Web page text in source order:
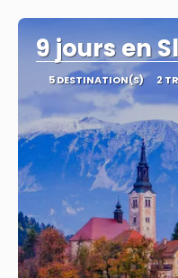
9 jours en
5 DESTINATION(S) 2